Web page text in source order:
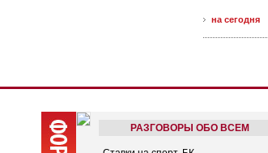
на сегодня
РАЗГОВОРЫ ОБО ВСЕМ